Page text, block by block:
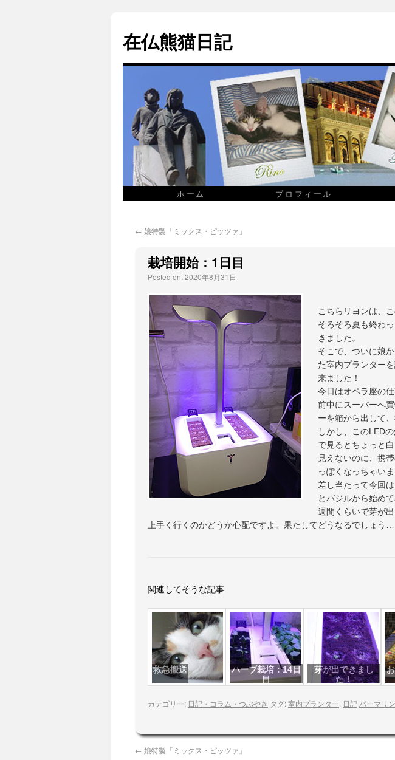
在仏熊猫日記
ホーム プロフィール
← 娘特製「ミックス・ピッツァ」
栽培開始：1日目
Posted on:2020年8月31日
こちらリヨンは、
そろそろ夏も終わ
きました。
そこで、ついに娘
た室内プランター
来ました！
今日はオペラ座の
前中にスーパーへ
ーを箱から出して
しかし、このLED
で見るとちょっと
見えないのに、携
っぽくなっちゃいま
差し当たって今回
とバジルから始め
週間くらいで芽が
上手く行くのかどうか心配ですよ。果たしてどうなるでしょう…
関連してそうな記事
救急搬送
ハーブ栽培：14日
目
芽が出てきまし
た！
カテゴリー: 日記・コラム・つぶやき タグ:室内プランター, 日記 パーマリ
← 娘特製「ミックス・ピッツァ」